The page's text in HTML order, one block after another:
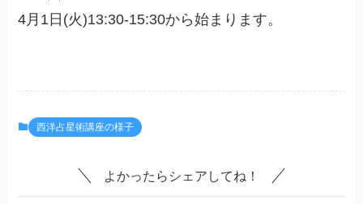
4月1日(火)13:30-15:30から始まります。
西洋占星術講座の様子
よかったらシェアしてね！